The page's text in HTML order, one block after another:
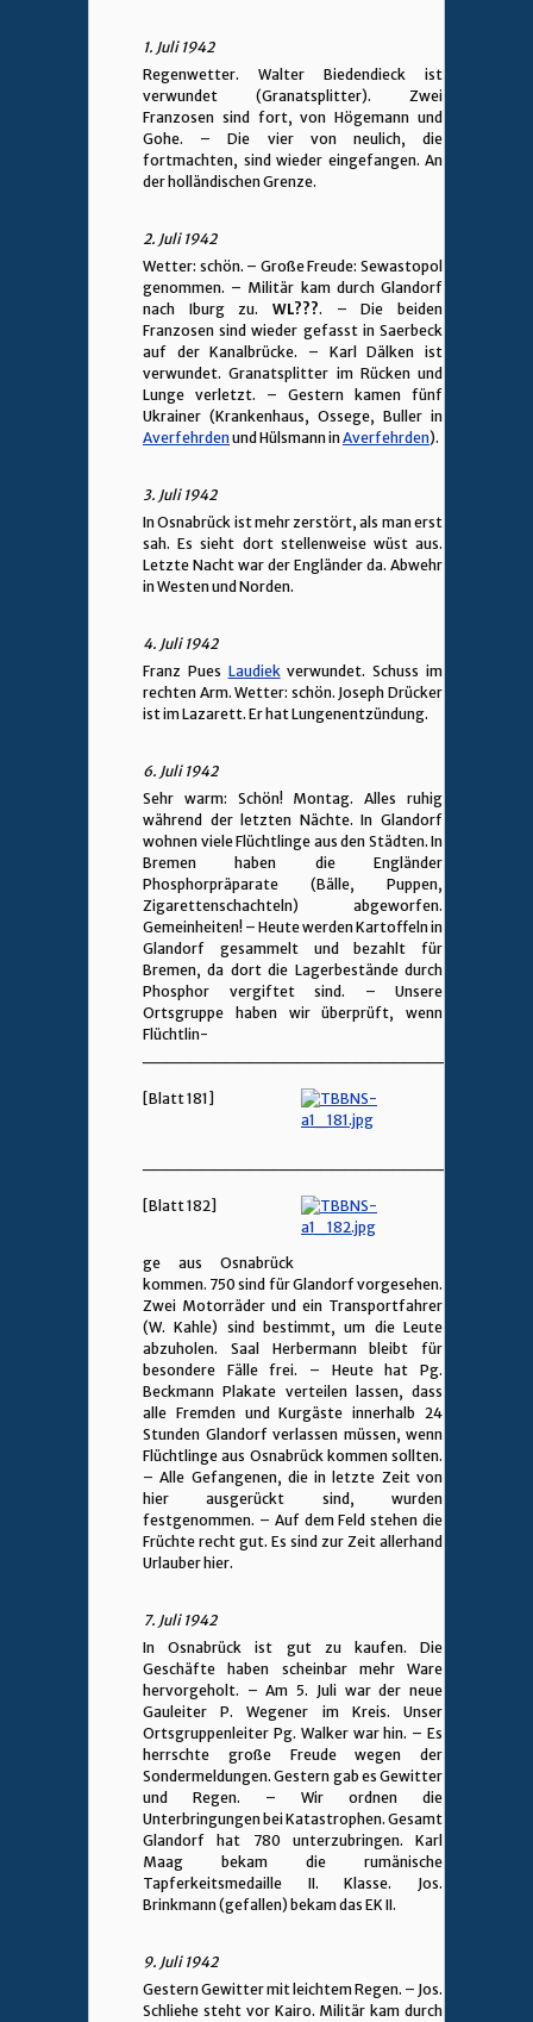
1. Juli 1942
Regenwetter. Walter Biedendieck ist
verwundet (Granatsplitter). Zwei
Franzosen sind fort, von Högemann und
Gohe. – Die vier von neulich, die
fortmachten, sind wieder eingefangen. An
der holländischen Grenze.
2. Juli 1942
Wetter: schön. – Große Freude: Sewastopol
genommen. – Militär kam durch Glandorf
nach Iburg zu. WL???. – Die beiden
Franzosen sind wieder gefasst in Saerbeck
auf der Kanalbrücke. – Karl Dälken ist
verwundet. Granatsplitter im Rücken und
Lunge verletzt. – Gestern kamen fünf
Ukrainer (Krankenhaus, Ossege, Buller in
Averfehrdenund Hülsmann inAverfehrden).
3. Juli 1942
In Osnabrück ist mehr zerstört, als man erst
sah. Es sieht dort stellenweise wüst aus.
Letzte Nacht war der Engländer da. Abwehr
in Westen und Norden.
4. Juli 1942
Franz Pues Laudiekverwundet. Schuss im
rechten Arm. Wetter: schön. Joseph Drücker
ist im Lazarett. Er hat Lungenentzündung.
6. Juli 1942
Sehr warm: Schön! Montag. Alles ruhig
während der letzten Nächte. In Glandorf
wohnen viele Flüchtlinge aus den Städten. In
Bremen haben die Engländer
Phosphorpräparate (Bälle, Puppen,
Zigarettenschachteln) abgeworfen.
Gemeinheiten! – Heute werden Kartoffeln in
Glandorf gesammelt und bezahlt für
Bremen, da dort die Lagerbestände durch
Phosphor vergiftet sind. – Unsere
Ortsgruppe haben wir überprüft, wenn
Flüchtlin-
[Blatt 181]
[Blatt 182]
ge aus Osnabrück
kommen. 750 sind für Glandorf vorgesehen.
Zwei Motorräder und ein Transportfahrer
(W. Kahle) sind bestimmt, um die Leute
abzuholen. Saal Herbermann bleibt für
besondere Fälle frei. – Heute hat Pg.
Beckmann Plakate verteilen lassen, dass
alle Fremden und Kurgäste innerhalb 24
Stunden Glandorf verlassen müssen, wenn
Flüchtlinge aus Osnabrück kommen sollten.
– Alle Gefangenen, die in letzte Zeit von
hier ausgerückt sind, wurden
festgenommen. – Auf dem Feld stehen die
Früchte recht gut. Es sind zur Zeit allerhand
Urlauber hier.
7. Juli 1942
In Osnabrück ist gut zu kaufen. Die
Geschäfte haben scheinbar mehr Ware
hervorgeholt. – Am 5. Juli war der neue
Gauleiter P. Wegener im Kreis. Unser
Ortsgruppenleiter Pg. Walker war hin. – Es
herrschte große Freude wegen der
Sondermeldungen. Gestern gab es Gewitter
und Regen. – Wir ordnen die
Unterbringungen bei Katastrophen. Gesamt
Glandorf hat 780 unterzubringen. Karl
Maag bekam die rumänische
Tapferkeitsmedaille II. Klasse. Jos.
Brinkmann (gefallen) bekam das EK II.
9. Juli 1942
Gestern Gewitter mit leichtem Regen. – Jos.
Schliehe steht vor Kairo. Militär kam durch